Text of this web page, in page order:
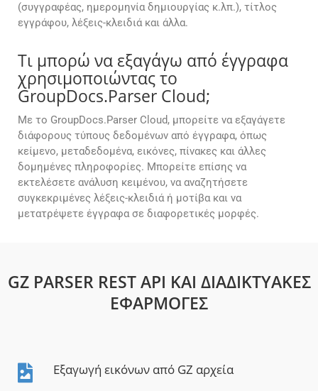
(συγγραφέας, ημερομηνία δημιουργίας κ.λπ.), τίτλος
εγγράφου, λέξεις-κλειδιά και άλλα.
Τι μπορώ να εξαγάγω από έγγραφα
χρησιμοποιώντας το
GroupDocs.Parser Cloud;
Με το GroupDocs.Parser Cloud, μπορείτε να εξαγάγετε
διάφορους τύπους δεδομένων από έγγραφα, όπως
κείμενο, μεταδεδομένα, εικόνες, πίνακες και άλλες
δομημένες πληροφορίες. Μπορείτε επίσης να
εκτελέσετε ανάλυση κειμένου, να αναζητήσετε
συγκεκριμένες λέξεις-κλειδιά ή μοτίβα και να
μετατρέψετε έγγραφα σε διαφορετικές μορφές.
GZ PARSER REST API ΚΑΙ ΔΙΑΔΙΚΤΥΑΚΈΣ
ΕΦΑΡΜΟΓΈΣ
Εξαγωγή εικόνων από GZ αρχεία